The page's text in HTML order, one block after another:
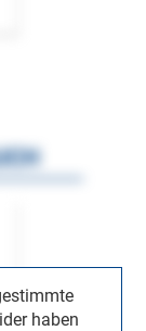
haben